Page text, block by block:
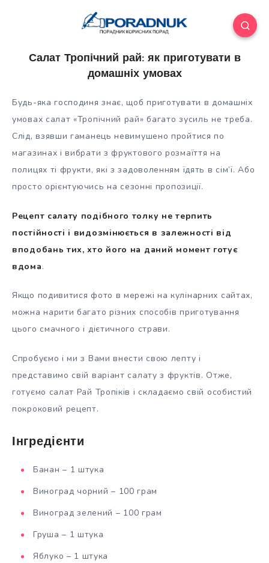
Салат Тропічний рай: як приготувати в
домашніх умовах
Будь-яка господиня знає, щоб приготувати в домашніх
умовах салат «Тропічний рай» багато зусиль не треба.
Слід, взявши гаманець невимушено пройтися по
магазинах і вибрати з фруктового розмаїття на
полицях ті фрукти, які з задоволенням їдять в сім’ї. Або
просто орієнтуючись на сезонні пропозиції.
Рецепт салату подібного толку не терпить
постійності і видозмінюється в залежності від
вподобань тих, хто його на даний момент готує
вдома.
Якщо подивитися фото в мережі на кулінарних сайтах,
можна нарити багато різних способів приготування
цього смачного і дієтичного страви.
Спробуємо і ми з Вами внести свою лепту і
представимо свій варіант салату з фруктів. Отже,
готуємо салат Рай Тропіків і складаємо свій особистий
покроковий рецепт.
Інгредієнти
Банан – 1 штука
Виноград чорний – 100 грам
Виноград зелений – 100 грам
Груша – 1 штука
Яблуко – 1 штука